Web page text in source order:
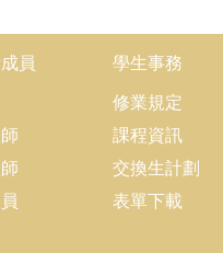
員 學生事務
修業規定
課程資訊
交換生計劃
表單下載